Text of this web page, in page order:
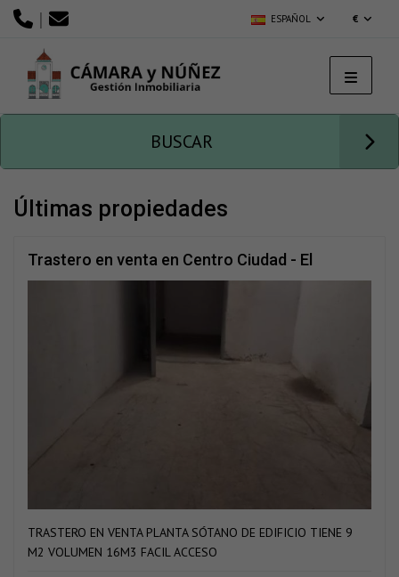
| ESPAÑOL €
BUSCAR
últimas propiedades
Trastero en venta en Centro Ciudad - El
Carmen (Vélez-Málaga)
TRASTERO EN VENTA PLANTA SÓTANO DE EDIFICIO TIENE 9
M2 VOLUMEN 16M3 FACIL ACCESO